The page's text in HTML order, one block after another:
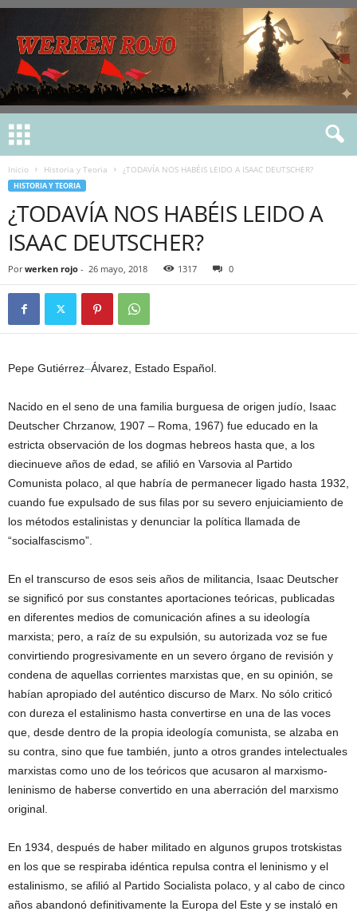
Inicio Historia y Teoria ¿TODAVÍA NOS HABÉIS LEIDO A ISAAC DEUTSCHER?
HISTORIA Y TEORIA
¿TODAVÍA NOS HABÉIS LEIDO A
ISAAC DEUTSCHER?
Por werken rojo - 26 mayo, 2018 1317 0
Pepe Gutiérrez–Álvarez, Estado Español.
Nacido en el seno de una familia burguesa de origen judío, Isaac
Deutscher Chrzanow, 1907 – Roma, 1967) fue educado en la
estricta observación de los dogmas hebreos hasta que, a los
diecinueve años de edad, se afilió en Varsovia al Partido
Comunista polaco, al que habría de permanecer ligado hasta 1932,
cuando fue expulsado de sus filas por su severo enjuiciamiento de
los métodos estalinistas y denunciar la política llamada de
“socialfascismo”.
En el transcurso de esos seis años de militancia, Isaac Deutscher
se significó por sus constantes aportaciones teóricas, publicadas
en diferentes medios de comunicación afines a su ideología
marxista; pero, a raíz de su expulsión, su autorizada voz se fue
convirtiendo progresivamente en un severo órgano de revisión y
condena de aquellas corrientes marxistas que, en su opinión, se
habían apropiado del auténtico discurso de Marx. No sólo criticó
con dureza el estalinismo hasta convertirse en una de las voces
que, desde dentro de la propia ideología comunista, se alzaba en
su contra, sino que fue también, junto a otros grandes intelectuales
marxistas como uno de los teóricos que acusaron al marxismo-
leninismo de haberse convertido en una aberración del marxismo
original.
En 1934, después de haber militado en algunos grupos trotskistas
en los que se respiraba idéntica repulsa contra el leninismo y el
estalinismo, se afilió al Partido Socialista polaco, y al cabo de cinco
años abandonó definitivamente la Europa del Este y se instaló en